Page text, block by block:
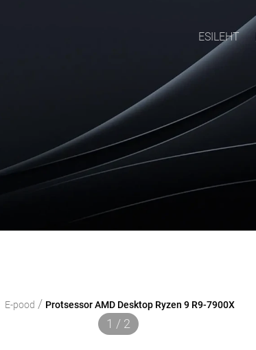
ESILEHT
E-pood / Protsessor AMD Desktop Ryzen 9 R9-7900X
1 / 2